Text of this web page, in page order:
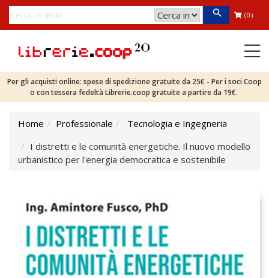
(0)
Per gli acquisti online: spese di spedizione gratuite da 25€ - Per i soci Coop
o con tessera fedeltà Librerie.coop gratuite a partire da 19€.
Home Professionale
Tecnologia e Ingegneria
I distretti e le comunità energetiche. Il nuovo modello
urbanistico per l'energia democratica e sostenibile